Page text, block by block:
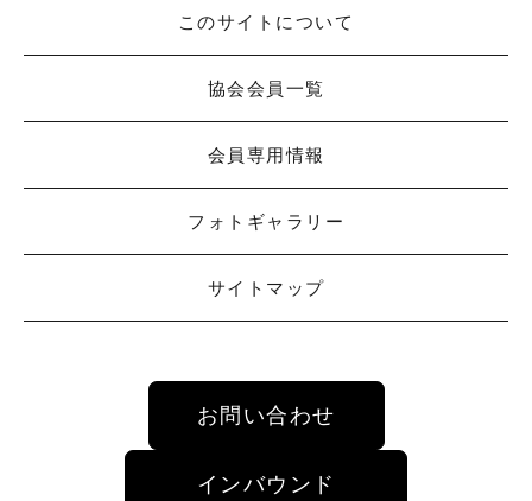
このサイトについて
協会会員一覧
会員専用情報
フォトギャラリー
サイトマップ
お問い合わせ
インバウンド